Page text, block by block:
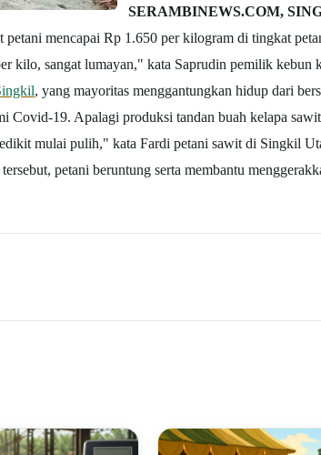
SERAMBINEWS.COM,
petani mencapai Rp 1.650 per kilogram di tingkat
kilo, sangat lumayan," kata Saprudin pemilik kebun
, yang mayoritas menggantungkan hidup dari
Covid-19. Apalagi produksi tandan buah kelapa
mulai pulih," kata Fardi petani sawit di Singkil
petani beruntung serta membantu